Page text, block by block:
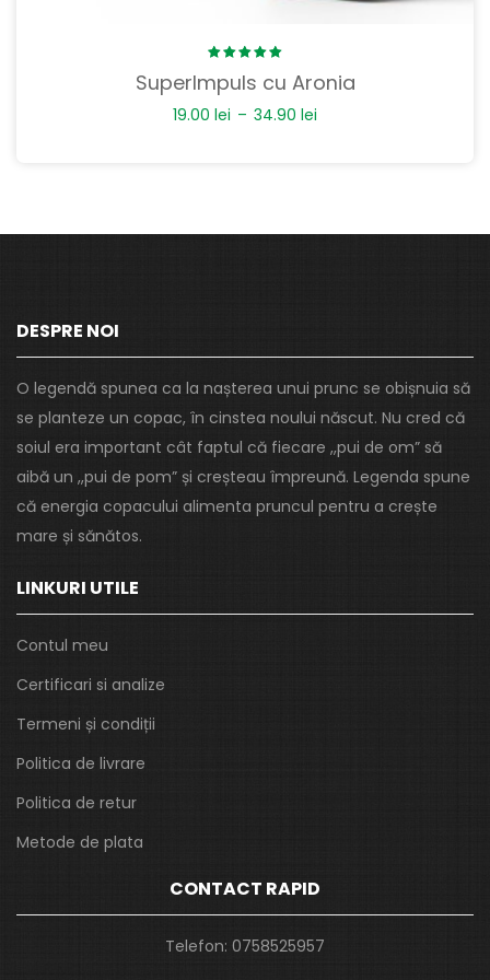
5.00 out
of 5
SuperImpuls cu Aronia
19.00 lei – 34.90 lei
DESPRE NOI
O legendă spunea ca la nașterea unui prunc se obișnuia să
se planteze un copac, în cinstea noului născut. Nu cred că
soiul era important cât faptul că fiecare ,,pui de om” să
aibă un ,,pui de pom” și creșteau împreună. Legenda spune
că energia copacului alimenta pruncul pentru a crește
mare și sănătos.
LINKURI UTILE
Contul meu
Certificari si analize
Termeni și condiții
Politica de livrare
Politica de retur
Metode de plata
CONTACT RAPID
Telefon: 0758525957